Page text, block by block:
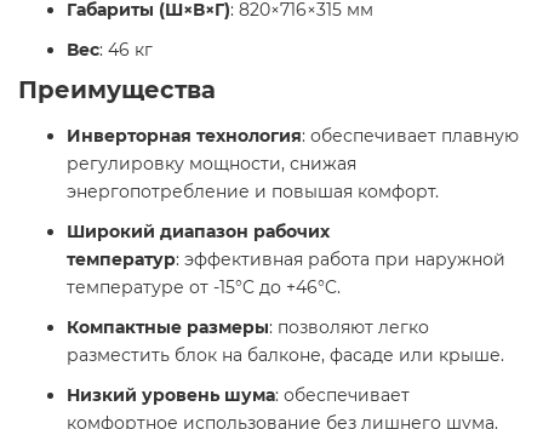
Габариты (Ш×В×Г): 820×716×315 мм​
Вес: 46 кг​
Преимущества
Инверторная технология: обеспечивает плавную
регулировку мощности, снижая
энергопотребление и повышая комфорт.​
Широкий диапазон рабочих
температур: эффективная работа при наружной
температуре от -15°C до +46°C.​
Компактные размеры: позволяют легко
разместить блок на балконе, фасаде или крыше.​
Низкий уровень шума: обеспечивает
комфортное использование без лишнего шума.​